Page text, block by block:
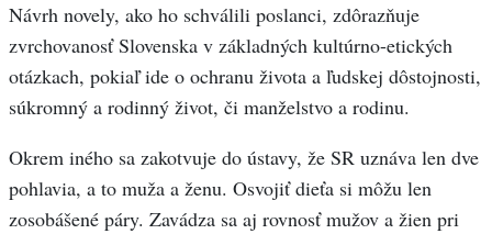
Návrh novely, ako ho schválili poslanci, zdôrazňuje
zvrchovanosť Slovenska v základných kultúrno-etických
otázkach, pokiaľ ide o ochranu života a ľudskej dôstojnosti,
súkromný a rodinný život, či manželstvo a rodinu.
Okrem iného sa zakotvuje do ústavy, že SR uznáva len dve
pohlavia, a to muža a ženu. Osvojiť dieťa si môžu len
zosobášené páry. Zavádza sa aj rovnosť mužov a žien pri